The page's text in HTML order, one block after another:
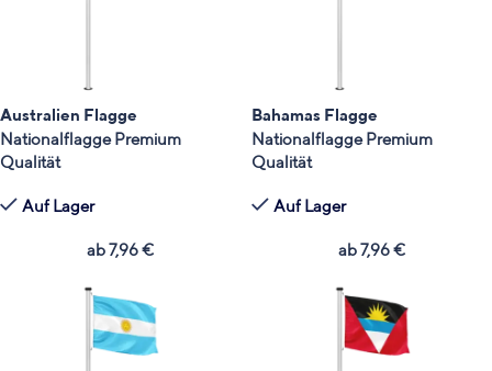
Australien Flagge
Nationalflagge Premium
Qualität
Auf Lager
ab7,96€
Bahamas Flagge
Nationalflagge Premium
Qualität
Auf Lager
ab7,96€